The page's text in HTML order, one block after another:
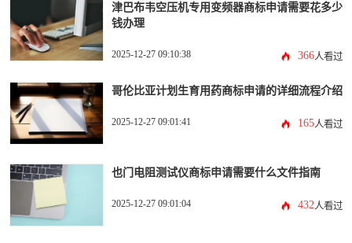
津巴布韦空压机专用变频器商标申请需要花多少
钱办理
2025-12-27 09:10:38 366人看过
哥伦比亚计划生育用药商标申请的详细流程介绍
2025-12-27 09:01:41 165人看过
也门电阻测试仪商标申请需要什么文件指南
2025-12-27 09:01:04 432人看过